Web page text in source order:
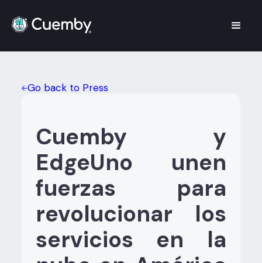
Go back to Press
Cuemby y
EdgeUno unen
fuerzas para
revolucionar los
servicios en la